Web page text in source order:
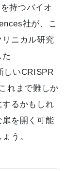
持つバイオ
社が、こ
ニカル研究
しいCRISPR
れまで難しか
するかもしれ
扉を開く可能
う。